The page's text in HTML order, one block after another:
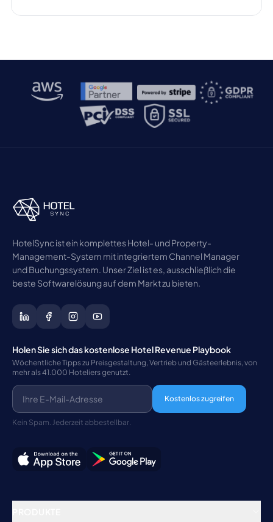
HotelSync ist ein komplettes Hotel- und Property-
Management-System mit integriertem Channel Manager
und Buchungssystem. Unser Ziel ist es, ausschließlich die
beste Softwarelösung auf dem Markt zu bieten.
Holen Sie sich das kostenlose Hotel Revenue Playbook
Wöchentliche Tipps zu Preisgestaltung, Vertrieb und Gästeerlebnis, von
mehr als 41.000 Hoteliers genutzt.
Kostenlos zugreifen
Kein Spam. Jederzeit abbestellbar.